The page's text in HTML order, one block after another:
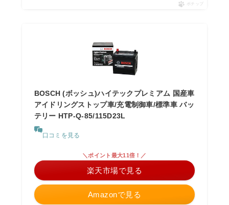
ポチップ
BOSCH (ボッシュ)ハイテックプレミアム 国産車
アイドリングストップ車/充電制御車/標準車 バッ
テリー HTP-Q-85/115D23L
口コミを見る
Amazonで見る
＼ポイント最大11倍！／
楽天市場で見る